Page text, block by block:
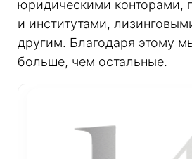
юридическими конторами,
и институтами,
другим. Благодаря этому
больше, чем остальные.